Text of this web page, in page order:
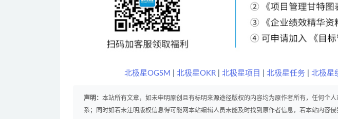
北极星OGSM 北极星OKR| 北极星项目 北极星任务 北极星
声明： 本站所有文章，如未申明原创且有标明来源途径版权的内容均为原作者所有，任何个
系；同时如若未注明版权信息得可能网本站编辑人员未能及时找到原作者信息，若本站内容